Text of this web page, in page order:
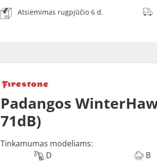
Atsiėmimas rugpjūčio 6 d.
Padangos
71dB)
Tinkamumas modeliams:
D
B